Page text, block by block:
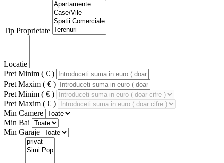
Tip Proprietate
Locatie
Pret Minim ( € )
Pret Maxim ( € )
Pret Minim ( € )
Pret Maxim ( € )
Min Camere
Min Bai
Min Garaje